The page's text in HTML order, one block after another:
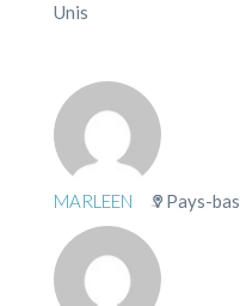
Unis
MARLEEN Pays-bas